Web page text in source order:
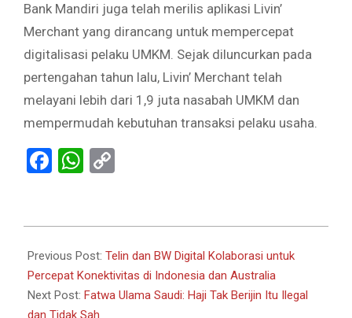
Bank Mandiri juga telah merilis aplikasi Livin’
Merchant yang dirancang untuk mempercepat
digitalisasi pelaku UMKM. Sejak diluncurkan pada
pertengahan tahun lalu, Livin’ Merchant telah
melayani lebih dari 1,9 juta nasabah UMKM dan
mempermudah kebutuhan transaksi pelaku usaha.
Facebook
WhatsApp
05-
20
Previous Post: Telin dan BW Digital Kolaborasi untuk
Percepat Konektivitas di Indonesia dan Australia
Next Post: Fatwa Ulama Saudi: Haji Tak Berijin Itu Ilegal
dan Tidak Sah